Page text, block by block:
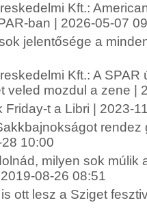
Kft.:
ban | 2026-05-07
jelentősége a
Kft.: A SPAR
veled mozdul a zene |
Friday-t a Libri | 2023-
rendez
10:00
milyen sok múlik
08-26 08:51
ott lesz a Sziget